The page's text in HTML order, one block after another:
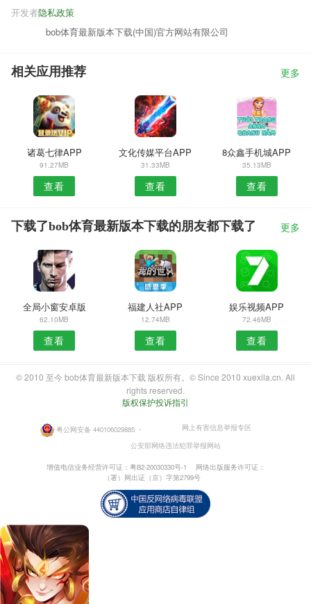
隐私政策
开发者
bob体育最新版本下载(中国)官方网站有限公司
相关应用推荐 更多
诸葛七律APP
91.27MB
查看
文化传媒平台APP
31.33MB
查看
8众鑫手机城APP
35.13MB
查看
下载了bob体育最新版本下载的朋友都下载了 更多
全局小窗安卓版
62.10MB
查看
福建人社APP
12.74MB
查看
娱乐视频APP
72.46MB
查看
© 2010 至今 bob体育最新版本下载 版权所有。© Since 2010 xuexila.cn. All
rights reserved.
版权保护投诉指引
粤公网安备 440106029885 ・
网上有害信息举报专区
公安部网络违法犯罪举报网站
增值电信业务经营许可证：粤B2-20030330号-1
网络出版服务许可证：
（署）网出证（京）字第2799号